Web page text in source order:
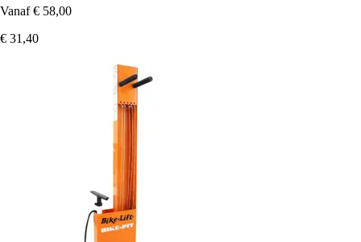
Vanaf € 58,00
€ 31,40